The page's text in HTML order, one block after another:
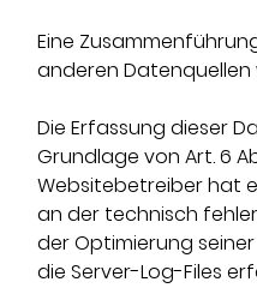
Eine
anderen
Die Erfassung dieser
Grundlage von Art. 6
Websitebetreiber hat
an der technisch
der Optimierung
die Server-Log-Files